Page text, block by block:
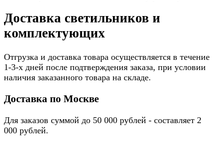
Доставка светильников и
комплектующих
Отгрузка и доставка товара осуществляется в течение
1-3-х дней после подтверждения заказа, при условии
наличия заказанного товара на складе.
Доставка по Москве
Для заказов суммой до 50 000 рублей - составляет 2
000 рублей.